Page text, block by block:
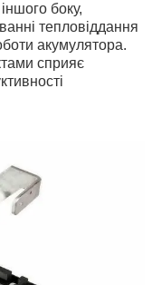
боку,
тепловіддання
акумулятора.
сприяє